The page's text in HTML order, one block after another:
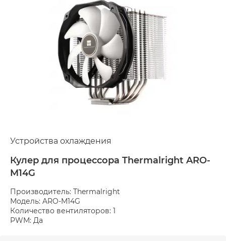
Устройства охлаждения
Кулер для процессора Thermalright ARO-
M14G
Производитель: Thermalright
Модель: ARO-M14G
Количество вентиляторов: 1
PWM: Да